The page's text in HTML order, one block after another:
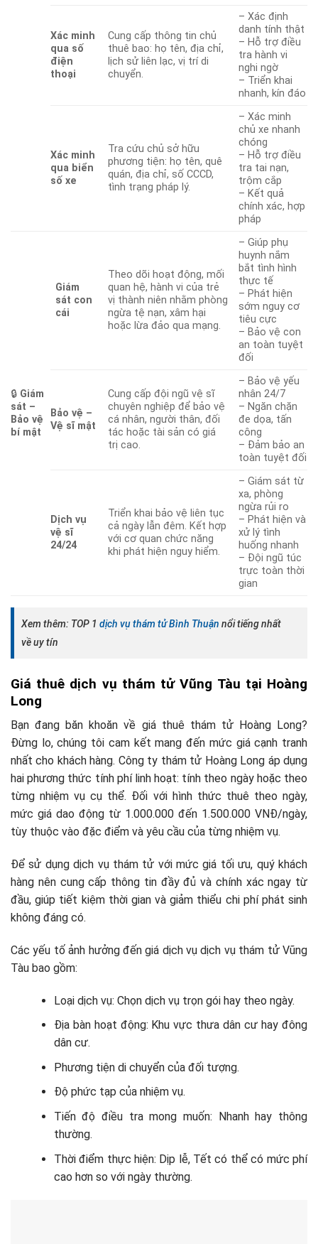
Xác minh
qua số
điện
thoại
Cung cấp thông tin chủ
thuê bao: họ tên, địa chỉ,
lịch sử liên lạc, vị trí di
chuyển.
– Xác định
danh tính thật
– Hỗ trợ điều
tra hành vi
nghi ngờ
– Triển khai
nhanh, kín đáo
Xác minh
qua biển
số xe
Tra cứu chủ sở hữu
phương tiện: họ tên, quê
quán, địa chỉ, số CCCD,
tình trạng pháp lý.
– Xác minh
chủ xe nhanh
chóng
– Hỗ trợ điều
tra tai nạn,
trộm cắp
– Kết quả
chính xác, hợp
pháp
🔒 Giám
sát –
Bảo vệ
bí mật
Giám
sát con
cái
Theo dõi hoạt động, mối
quan hệ, hành vi của trẻ
vị thành niên nhằm phòng
ngừa tệ nạn, xâm hại
hoặc lừa đảo qua mạng.
– Giúp phụ
huynh nắm
bắt tình hình
thực tế
– Phát hiện
sớm nguy cơ
tiêu cực
– Bảo vệ con
an toàn tuyệt
đối
Bảo vệ –
Vệ sĩ mật
Cung cấp đội ngũ vệ sĩ
chuyên nghiệp để bảo vệ
cá nhân, người thân, đối
tác hoặc tài sản có giá
trị cao.
– Bảo vệ yếu
nhân 24/7
– Ngăn chặn
đe dọa, tấn
công
– Đảm bảo an
toàn tuyệt đối
Dịch vụ
vệ sĩ
24/24
Triển khai bảo vệ liên tục
cả ngày lẫn đêm. Kết hợp
với cơ quan chức năng
khi phát hiện nguy hiểm.
– Giám sát từ
xa, phòng
ngừa rủi ro
– Phát hiện và
xử lý tình
huống nhanh
– Đội ngũ túc
trực toàn thời
gian
Xem thêm: TOP 1 dịch vụ thám tử Bình Thuận nổi tiếng nhất
về uy tín
Giá thuê dịch vụ thám tử Vũng Tàu tại Hoàng
Long
Bạn đang băn khoăn về giá thuê thám tử Hoàng Long?
Đừng lo, chúng tôi cam kết mang đến mức giá cạnh tranh
nhất cho khách hàng. Công ty thám tử Hoàng Long áp dụng
hai phương thức tính phí linh hoạt: tính theo ngày hoặc theo
từng nhiệm vụ cụ thể. Đối với hình thức thuê theo ngày,
mức giá dao động từ 1.000.000 đến 1.500.000 VNĐ/ngày,
tùy thuộc vào đặc điểm và yêu cầu của từng nhiệm vụ.
Để sử dụng dịch vụ thám tử với mức giá tối ưu, quý khách
hàng nên cung cấp thông tin đầy đủ và chính xác ngay từ
đầu, giúp tiết kiệm thời gian và giảm thiểu chi phí phát sinh
không đáng có.
Các yếu tố ảnh hưởng đến giá dịch vụ dịch vụ thám tử Vũng
Tàu bao gồm:
Loại dịch vụ: Chọn dịch vụ trọn gói hay theo ngày.
Địa bàn hoạt động: Khu vực thưa dân cư hay đông
dân cư.
Phương tiện di chuyển của đối tượng.
Độ phức tạp của nhiệm vụ.
Tiến độ điều tra mong muốn: Nhanh hay thông
thường.
Thời điểm thực hiện: Dịp lễ, Tết có thể có mức phí
cao hơn so với ngày thường.